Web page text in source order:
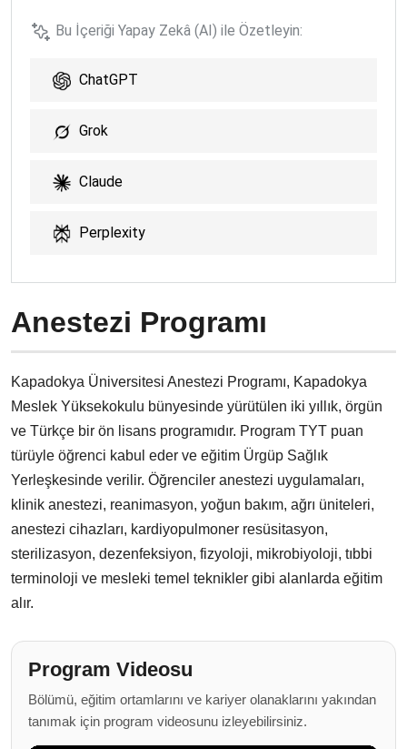
Bu İçeriği Yapay Zekâ (AI) ile Özetleyin:
ChatGPT
Grok
Claude
Perplexity
Anestezi Programı
Kapadokya Üniversitesi Anestezi Programı, Kapadokya
Meslek Yüksekokulu bünyesinde yürütülen iki yıllık, örgün
ve Türkçe bir ön lisans programıdır. Program TYT puan
türüyle öğrenci kabul eder ve eğitim Ürgüp Sağlık
Yerleşkesinde verilir. Öğrenciler anestezi uygulamaları,
klinik anestezi, reanimasyon, yoğun bakım, ağrı üniteleri,
anestezi cihazları, kardiyopulmoner resüsitasyon,
sterilizasyon, dezenfeksiyon, fizyoloji, mikrobiyoloji, tıbbi
terminoloji ve mesleki temel teknikler gibi alanlarda eğitim
alır.
Program Videosu
Bölümü, eğitim ortamlarını ve kariyer olanaklarını yakından
tanımak için program videosunu izleyebilirsiniz.